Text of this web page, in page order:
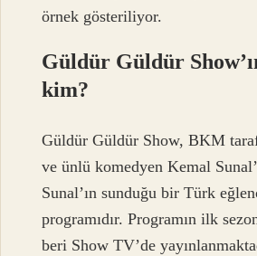
örnek gösteriliyor.
Güldür Güldür
kim?
Güldür Güldür Show, BKM
ve ünlü komedyen Kemal
Sunal’ın sunduğu bir Türk
programıdır. Programın ilk
beri Show TV’de